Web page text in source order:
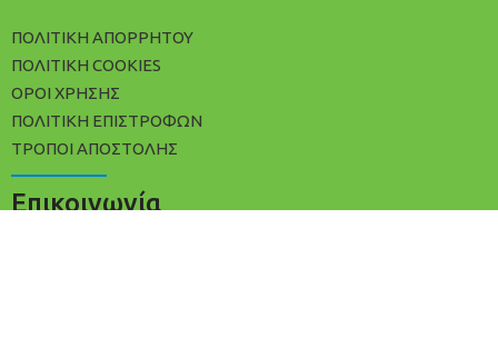
ΠΟΛΙΤΙΚΉ ΑΠΟΡΡΉΤΟΥ
ΠΟΛΊΤΙΚΗ COOKIES
ΌΡΟΙ ΧΡΉΣΗΣ
ΠΟΛΙΤΙΚΉ ΕΠΙΣΤΡΟΦΏΝ
ΤΡΌΠΟΙ ΑΠΟΣΤΟΛΉΣ
Επικοινωνία